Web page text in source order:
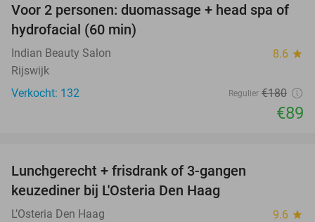
51%
Voor 2 personen: duomassage + head spa of
hydrofacial (60 min)
Indian Beauty Salon 8.6 star
Rijswijk
Verkocht: 132
Regulier €180
€89
Lunchgerecht + frisdrank of 3-gangen
keuzediner bij L'Osteria Den Haag
L’Osteria Den Haag 9.6 star